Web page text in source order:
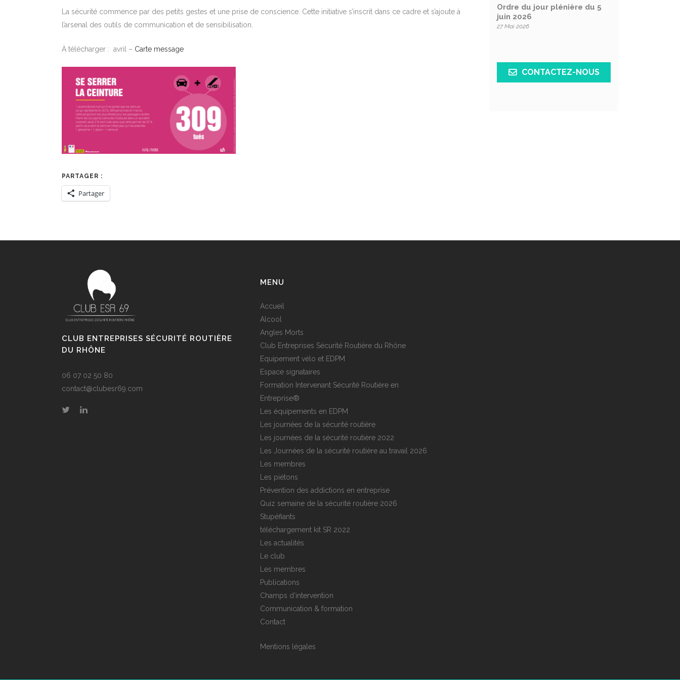
La sécurité commence par des petits gestes et une prise de conscience. Cette initiative s’inscrit dans ce cadre et s’ajoute à
l’arsenal des outils de communication et de sensibilisation.
À télécharger : avril – Carte message
PARTAGER :
Partager
Ordre du jour plénière du 5
juin 2026
27 Mai 2026
CONTACTEZ-NOUS
CLUB ENTREPRISES SÉCURITÉ ROUTIÈRE
DU RHÔNE
06 07 02 50 80
contact@clubesr69.com
MENU
Accueil
Alcool
Angles Morts
Club Entreprises Sécurité Routière du Rhône
Equipement vélo et EDPM
Espace signataires
Formation Intervenant Sécurité Routière en
Entreprise®
Les équipements en EDPM
Les journées de la sécurité routière
Les journées de la sécurité routière 2022
Les Journées de la sécurité routière au travail 2026
Les membres
Les piétons
Prévention des addictions en entreprise
Quiz semaine de la sécurité routière 2026
Stupéfiants
téléchargement kit SR 2022
Les actualités
Le club
Les membres
Publications
Champs d’intervention
Communication & formation
Contact
Mentions légales